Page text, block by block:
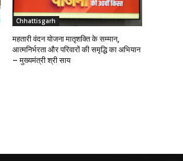
Chhattisgarh
महतारी वंदन योजना मातृशक्ति के सम्मान,
आत्मनिर्भरता और परिवारों की समृद्धि का अभियान
– मुख्यमंत्री श्री साय